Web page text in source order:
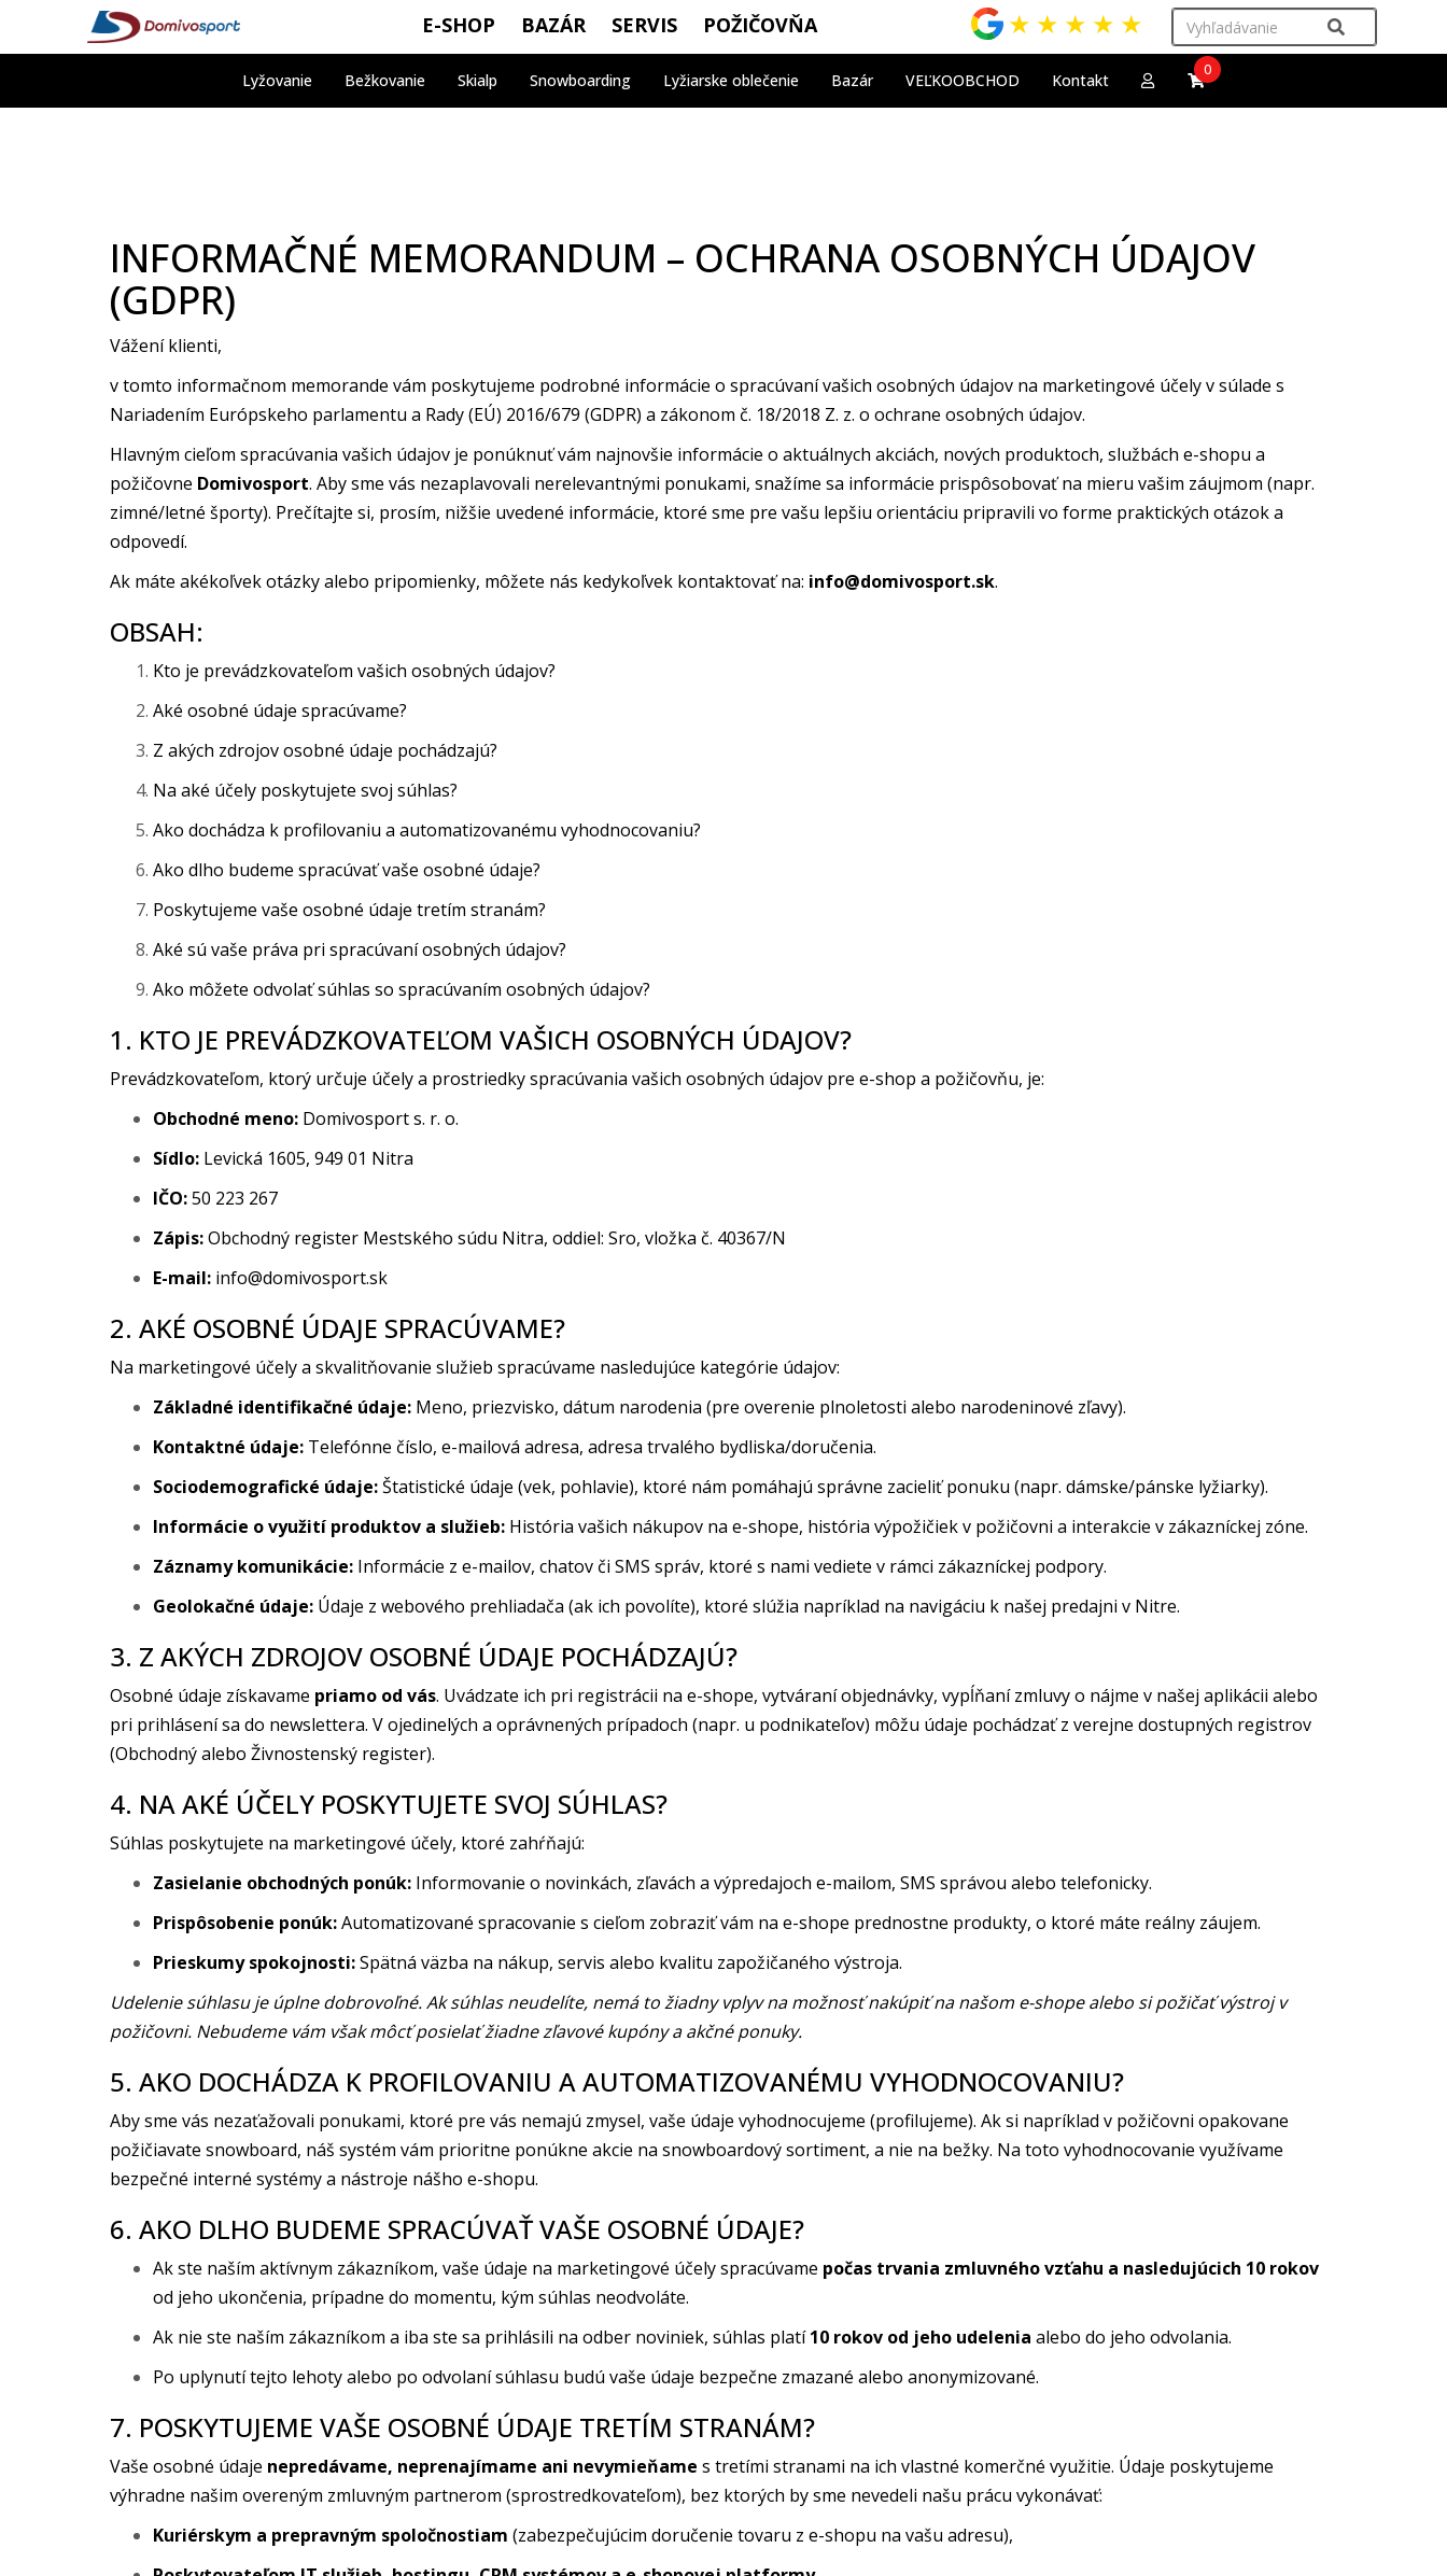
E-SHOP BAZÁR SERVIS POŽIČOVŇA ★ ★ ★ ★ ★
Lyžovanie Bežkovanie Skialp Snowboarding Lyžiarske oblečenie Bazár VEĽKOOBCHOD Kontakt
0
INFORMAČNÉ MEMORANDUM – OCHRANA OSOBNÝCH ÚDAJOV
(GDPR)
Vážení klienti,
v tomto informačnom memorande vám poskytujeme podrobné informácie o spracúvaní vašich osobných údajov na marketingové účely v súlade s
Nariadením Európskeho parlamentu a Rady (EÚ) 2016/679 (GDPR) a zákonom č. 18/2018 Z. z. o ochrane osobných údajov.
Hlavným cieľom spracúvania vašich údajov je ponúknuť vám najnovšie informácie o aktuálnych akciách, nových produktoch, službách e-shopu a
požičovne Domivosport. Aby sme vás nezaplavovali nerelevantnými ponukami, snažíme sa informácie prispôsobovať na mieru vašim záujmom (napr.
zimné/letné športy). Prečítajte si, prosím, nižšie uvedené informácie, ktoré sme pre vašu lepšiu orientáciu pripravili vo forme praktických otázok a
odpovedí.
Ak máte akékoľvek otázky alebo pripomienky, môžete nás kedykoľvek kontaktovať na: info@domivosport.sk.
OBSAH:
Kto je prevádzkovateľom vašich osobných údajov?
Aké osobné údaje spracúvame?
Z akých zdrojov osobné údaje pochádzajú?
Na aké účely poskytujete svoj súhlas?
Ako dochádza k profilovaniu a automatizovanému vyhodnocovaniu?
Ako dlho budeme spracúvať vaše osobné údaje?
Poskytujeme vaše osobné údaje tretím stranám?
Aké sú vaše práva pri spracúvaní osobných údajov?
Ako môžete odvolať súhlas so spracúvaním osobných údajov?
1. KTO JE PREVÁDZKOVATEĽOM VAŠICH OSOBNÝCH ÚDAJOV?
Prevádzkovateľom, ktorý určuje účely a prostriedky spracúvania vašich osobných údajov pre e-shop a požičovňu, je:
Obchodné meno: Domivosport s. r. o.
Sídlo: Levická 1605, 949 01 Nitra
IČO:50 223 267
Zápis:Obchodný register Mestského súdu Nitra, oddiel: Sro, vložka č. 40367/N
E-mail: info@domivosport.sk
2. AKÉ OSOBNÉ ÚDAJE SPRACÚVAME?
Na marketingové účely a skvalitňovanie služieb spracúvame nasledujúce kategórie údajov:
Základné identifikačné údaje: Meno, priezvisko, dátum narodenia (pre overenie plnoletosti alebo narodeninové zľavy).
Kontaktné údaje: Telefónne číslo, e-mailová adresa, adresa trvalého bydliska/doručenia.
Sociodemografické údaje:Štatistické údaje (vek, pohlavie), ktoré nám pomáhajú správne zacieliť ponuku (napr. dámske/pánske lyžiarky).
Informácie o využití produktov a služieb: História vašich nákupov na e-shope, história výpožičiek v požičovni a interakcie v zákazníckej zóne.
Záznamy komunikácie: Informácie z e-mailov, chatov či SMS správ, ktoré s nami vediete v rámci zákazníckej podpory.
Geolokačné údaje: Údaje z webového prehliadača (ak ich povolíte), ktoré slúžia napríklad na navigáciu k našej predajni v Nitre.
3. Z AKÝCH ZDROJOV OSOBNÉ ÚDAJE POCHÁDZAJÚ?
Osobné údaje získavame priamo od vás. Uvádzate ich pri registrácii na e-shope, vytváraní objednávky, vypĺňaní zmluvy o nájme v našej aplikácii alebo
pri prihlásení sa do newslettera. V ojedinelých a oprávnených prípadoch (napr. u podnikateľov) môžu údaje pochádzať z verejne dostupných registrov
(Obchodný alebo Živnostenský register).
4. NA AKÉ ÚČELY POSKYTUJETE SVOJ SÚHLAS?
Súhlas poskytujete na marketingové účely, ktoré zahŕňajú:
Zasielanie obchodných ponúk: Informovanie o novinkách, zľavách a výpredajoch e-mailom, SMS správou alebo telefonicky.
Prispôsobenie ponúk:Automatizované spracovanie s cieľom zobraziť vám na e-shope prednostne produkty, o ktoré máte reálny záujem.
Prieskumy spokojnosti:Spätná väzba na nákup, servis alebo kvalitu zapožičaného výstroja.
Udelenie súhlasu je úplne dobrovoľné. Ak súhlas neudelíte, nemá to žiadny vplyv na možnosť nakúpiť na našom e-shope alebo si požičať výstroj v
požičovni. Nebudeme vám však môcť posielať žiadne zľavové kupóny a akčné ponuky.
5. AKO DOCHÁDZA K PROFILOVANIU A AUTOMATIZOVANÉMU VYHODNOCOVANIU?
Aby sme vás nezaťažovali ponukami, ktoré pre vás nemajú zmysel, vaše údaje vyhodnocujeme (profilujeme). Ak si napríklad v požičovni opakovane
požičiavate snowboard, náš systém vám prioritne ponúkne akcie na snowboardový sortiment, a nie na bežky. Na toto vyhodnocovanie využívame
bezpečné interné systémy a nástroje nášho e-shopu.
6. AKO DLHO BUDEME SPRACÚVAŤ VAŠE OSOBNÉ ÚDAJE?
Ak ste naším aktívnym zákazníkom, vaše údaje na marketingové účely spracúvame počas trvania zmluvného vzťahu a nasledujúcich 10 rokov
od jeho ukončenia, prípadne do momentu, kým súhlas neodvoláte.
Ak nie ste naším zákazníkom a iba ste sa prihlásili na odber noviniek, súhlas platí10 rokov od jeho udelenia alebo do jeho odvolania.
Po uplynutí tejto lehoty alebo po odvolaní súhlasu budú vaše údaje bezpečne zmazané alebo anonymizované.
7. POSKYTUJEME VAŠE OSOBNÉ ÚDAJE TRETÍM STRANÁM?
Vaše osobné údaje nepredávame, neprenajímame ani nevymieňame s tretími stranami na ich vlastné komerčné využitie. Údaje poskytujeme
výhradne našim overeným zmluvným partnerom (sprostredkovateľom), bez ktorých by sme nevedeli našu prácu vykonávať:
Kuriérskym a prepravným spoločnostiam (zabezpečujúcim doručenie tovaru z e-shopu na vašu adresu),